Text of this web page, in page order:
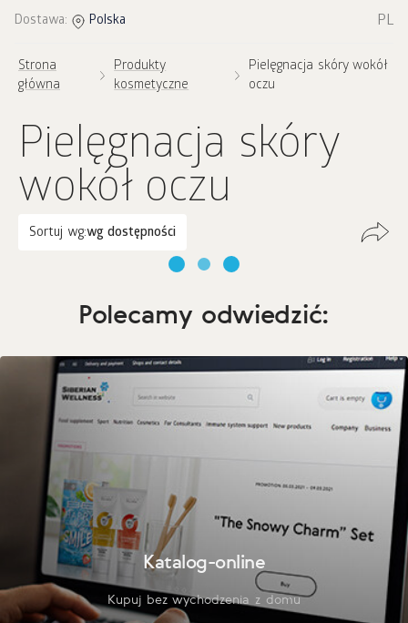
Dostawa: Polska PL
Strona
główna
Produkty
kosmetyczne
Pielęgnacja skóry wokół
oczu
Pielęgnacja skóry
wokół oczu
Sortuj wg:wg dostępności
Polecamy odwiedzić:
Katalog-online
Kupuj bez wychodzenia z domu